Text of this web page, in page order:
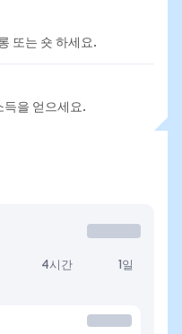
또는 숏 하세요.
득을 얻으세요.
4시간 1일